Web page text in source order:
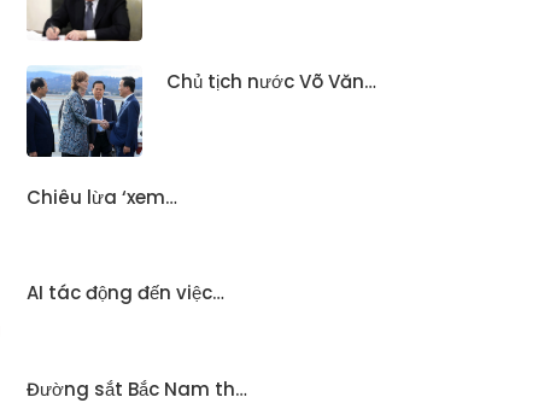
Chủ tịch nước Võ Văn…
Chiêu lừa ‘xem…
AI tác động đến việc…
Đường sắt Bắc Nam th…